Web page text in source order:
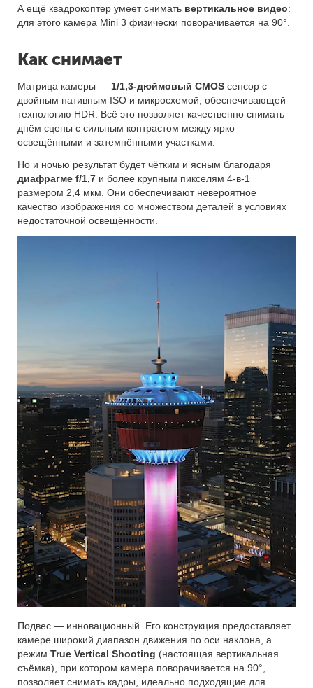
А ещё квадрокоптер умеет снимать вертикальное видео:
для этого камера Mini 3 физически поворачивается на 90°.
Как снимает
Матрица камеры — 1/1,3-дюймовый CMOS сенсор с
двойным нативным ISO и микросхемой, обеспечивающей
технологию HDR. Всё это позволяет качественно снимать
днём сцены с сильным контрастом между ярко
освещёнными и затемнёнными участками.
Но и ночью результат будет чётким и ясным благодаря
диафрагме f/1,7 и более крупным пикселям 4-в-1
размером 2,4 мкм. Они обеспечивают невероятное
качество изображения со множеством деталей в условиях
недостаточной освещённости.
Подвес — инновационный. Его конструкция предоставляет
камере широкий диапазон движения по оси наклона, а
режим True Vertical Shooting (настоящая вертикальная
съёмка), при котором камера поворачивается на 90°,
позволяет снимать кадры, идеально подходящие для